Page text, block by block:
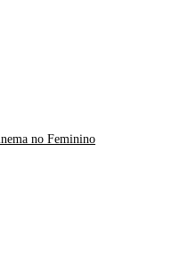
no Feminino